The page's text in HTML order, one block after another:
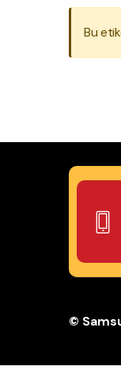
Bu
©